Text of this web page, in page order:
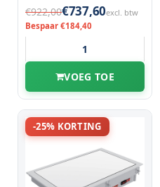
€922,00€737,60excl. btw
Bespaar €184,40
VOEG TOE
-25% KORTING